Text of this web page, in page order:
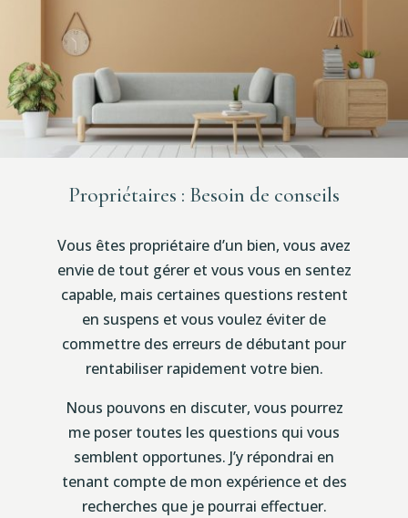
Propriétaires : Besoin de conseils
Vous êtes propriétaire d’un bien, vous avez
envie de tout gérer et vous vous en sentez
capable, mais certaines questions restent
en suspens et vous voulez éviter de
commettre des erreurs de débutant pour
rentabiliser rapidement votre bien.
Nous pouvons en discuter, vous pourrez
me poser toutes les questions qui vous
semblent opportunes. J’y répondrai en
tenant compte de mon expérience et des
recherches que je pourrai effectuer.